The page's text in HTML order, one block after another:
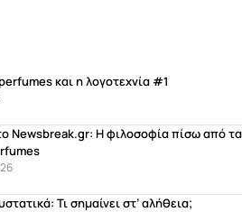
και η λογοτεχνία #1
Newsbreak.gr: Η φιλοσοφία πίσω από τα
Τι σημαίνει στ’ αλήθεια;